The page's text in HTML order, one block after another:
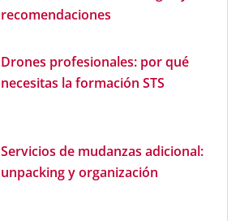
recomendaciones
Drones profesionales: por qué
necesitas la formación STS
Servicios de mudanzas adicional:
unpacking y organización